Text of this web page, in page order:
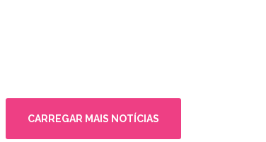
CARREGAR MAIS NOTÍCIAS